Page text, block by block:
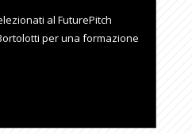
al FuturePitch
per una formazione